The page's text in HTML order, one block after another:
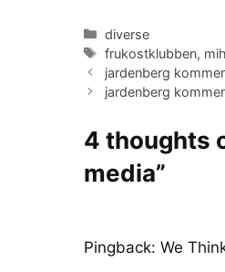
Categories
diverse
Tags
frukostklubben, mih
jardenberg
jardenberg
4 thoughts
media”
Pingback: We